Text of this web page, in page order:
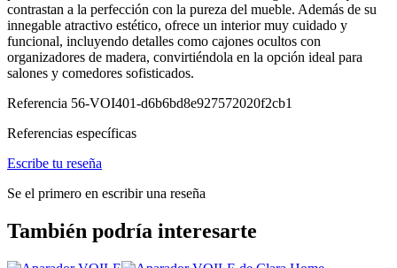
contrastan a la perfección con la pureza del mueble. Además de su
innegable atractivo estético, ofrece un interior muy cuidado y
funcional, incluyendo detalles como cajones ocultos con
organizadores de madera, convirtiéndola en la opción ideal para
salones y comedores sofisticados.
Referencia 56-VOI401-d6b6bd8e927572020f2cb1
Referencias específicas
Escribe tu reseña
Se el primero en escribir una reseña
También podría interesarte